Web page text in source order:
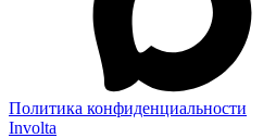
Политика конфиденциальности
Involta